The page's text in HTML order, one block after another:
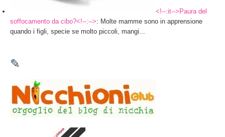
<!--:it-->Paura del
soffocamento da cibo?<!--:-->: Molte mamme sono in apprensione
quando i figli, specie se molto piccoli, mangi...
✎